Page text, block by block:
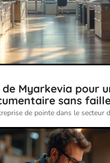
de Myarkevia pour
sans
de pointe dans le secteur